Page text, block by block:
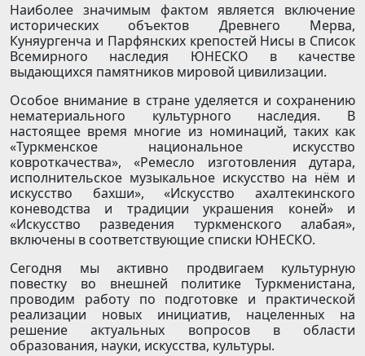
Наиболее значимым фактом является включение
исторических объектов Древнего Мерва,
Куняургенча и Парфянских крепостей Нисы в Список
Всемирного наследия ЮНЕСКО в качестве
выдающихся памятников мировой цивилизации.
Особое внимание в стране уделяется и сохранению
нематериального культурного наследия. В
настоящее время многие из номинаций, таких как
«Туркменское национальное искусство
ковроткачества», «Ремесло изготовления дутара,
исполнительское музыкальное искусство на нём и
искусство бахши», «Искусство ахалтекинского
коневодства и традиции украшения коней» и
«Искусство разведения туркменского алабая»,
включены в соответствующие списки ЮНЕСКО.
Сегодня мы активно продвигаем культурную
повестку во внешней политике Туркменистана,
проводим работу по подготовке и практической
реализации новых инициатив, нацеленных на
решение актуальных вопросов в области
образования, науки, искусства, культуры.